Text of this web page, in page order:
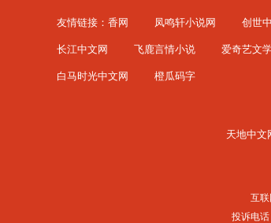
友情链接： 香网 凤鸣轩小说网 创世
长江中文网 飞鹿言情小说 爱奇艺文
白马时光中文网 橙瓜码字
天地中文
互
投诉电